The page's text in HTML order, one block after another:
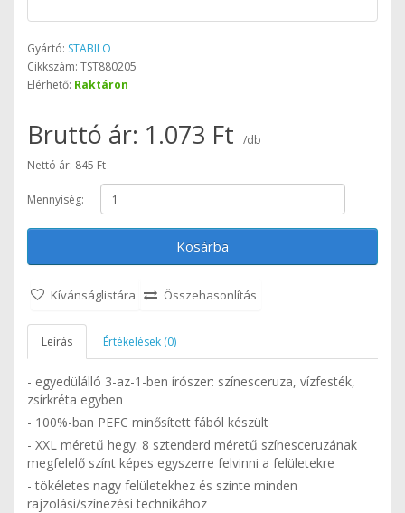
Gyártó: STABILO
Cikkszám: TST880205
Elérhető: Raktáron
Bruttó ár: 1.073 Ft
/db
Nettó ár: 845 Ft
Mennyiség:
Kosárba
Kívánságlistára Összehasonlítás
Leírás Értékelések (0)
- egyedülálló 3-az-1-ben írószer: színesceruza, vízfesték,
zsírkréta egyben
- 100%-ban PEFC minősített fából készült
- XXL méretű hegy: 8 sztenderd méretű színesceruzának
megfelelő színt képes egyszerre felvinni a felületekre
- tökéletes nagy felületekhez és szinte minden
rajzolási/színezési technikához